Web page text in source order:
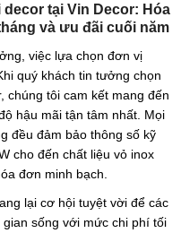
tại Vin Decor: Hóa
và ưu đãi cuối năm
việc lựa chọn đơn vị
quý khách tin tưởng chọn
chúng tôi cam kết mang đến
hậu mãi tận tâm nhất. Mọi
đều đảm bảo thông số kỹ
cho đến chất liệu vỏ inox
đơn minh bạch.
lại cơ hội tuyệt vời để các
sống với mức chi phí tối